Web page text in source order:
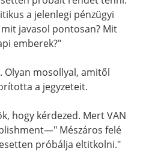
a jelenlegi pénzügyi
javasol pontosan? Mit
emberek?"
mosollyal, amitől
a jegyzeteit.
hogy kérdezed. Mert VAN
Mészáros felé
próbálja eltitkolni."